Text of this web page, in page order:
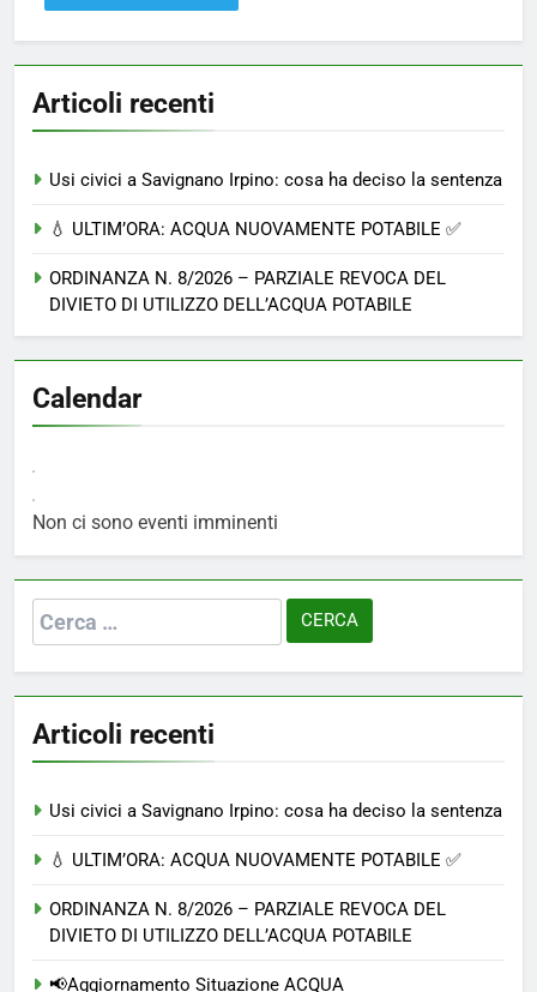
Articoli recenti
Usi civici a Savignano Irpino: cosa ha deciso la sentenza
💧 ULTIM’ORA: ACQUA NUOVAMENTE POTABILE ✅
ORDINANZA N. 8/2026 – PARZIALE REVOCA DEL
DIVIETO DI UTILIZZO DELL’ACQUA POTABILE
Calendar
Non ci sono eventi imminenti
Ricerca
per:
Articoli recenti
Usi civici a Savignano Irpino: cosa ha deciso la sentenza
💧 ULTIM’ORA: ACQUA NUOVAMENTE POTABILE ✅
ORDINANZA N. 8/2026 – PARZIALE REVOCA DEL
DIVIETO DI UTILIZZO DELL’ACQUA POTABILE
📢Aggiornamento Situazione ACQUA